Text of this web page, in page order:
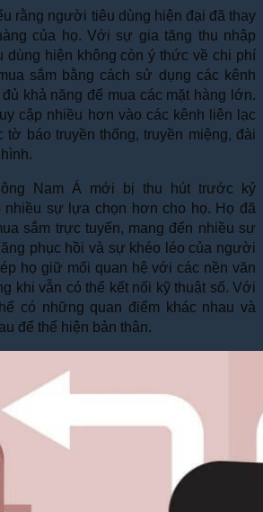
rằng người tiêu dùng hiện đại đã thay
của họ. Với sự gia tăng thu nhập
dùng hiện không còn ý thức về chi phí
sắm bằng cách sử dụng các kênh
khả năng để mua các mặt hàng lớn.
cập nhiều hơn vào các kênh liên lạc
tờ báo truyền thống, truyền miệng, đài
Nam Á mới bị thu hút trước kỷ
nhiều sự lựa chọn hơn cho họ. Họ đã
sắm trực tuyến, mang đến nhiều sự
phục hồi và sự khéo léo của người
họ giữ mối quan hệ với các nền văn
khi vẫn có thể kết nối kỹ thuật số. Với
có những quan điểm khác nhau và
để thể hiện bản thân.